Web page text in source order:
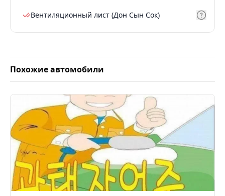
Вентиляционный лист (Дон Сын Сок)
Похожие автомобили